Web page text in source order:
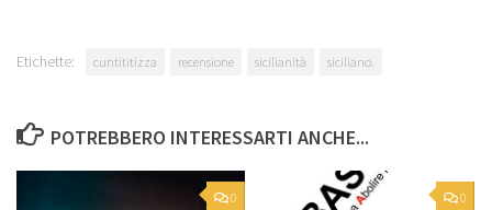
Etichette: cuntititizza recensione sicilianità siciliano.
POTREBBERO INTERESSARTI ANCHE...
0 0